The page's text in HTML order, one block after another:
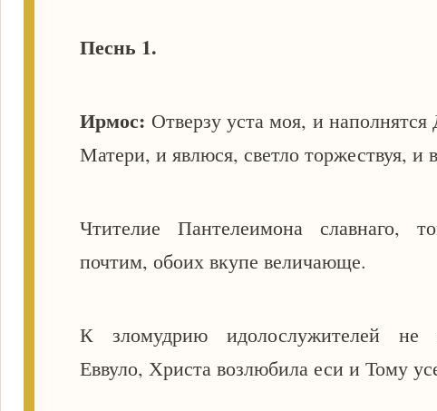
Песнь 1.
Ирмос: Отверзу уста моя, и
Матери, и явлюся, светло торжествуя, и
Чтителие Пантелеимона славнаго,
почтим, обоих вкупе величающе.
К зломудрию идолослужителей не
Еввуло, Христа возлюбила еси и Тому